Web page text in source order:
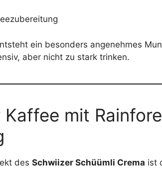
ein besonders angenehmes
aber nicht zu stark trinken.
mit
des Schwiizer Schüümli Crema ist